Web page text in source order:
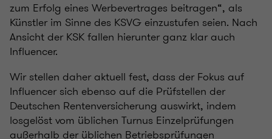
zum Erfolg eines Werbevertrages beitragen“, als
Künstler im Sinne des KSVG einzustufen seien. Nach
Ansicht der KSK fallen hierunter ganz klar auch
Influencer.
Wir stellen daher aktuell fest, dass der Fokus auf
Influencer sich ebenso auf die Prüfstellen der
Deutschen Rentenversicherung auswirkt, indem
losgelöst vom üblichen Turnus Einzelprüfungen
außerhalb der üblichen Betriebsprüfungen